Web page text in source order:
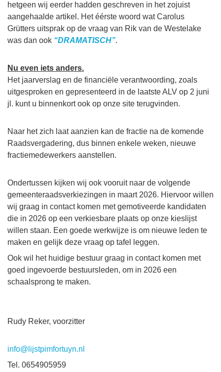
hetgeen wij eerder hadden geschreven in het zojuist
aangehaalde artikel. Het éérste woord wat Carolus
Grütters uitsprak op de vraag van Rik van de Westelake
was dan ook “DRAMATISCH”.
Nu even iets anders.
Het jaarverslag en de financiële verantwoording, zoals
uitgesproken en gepresenteerd in de laatste ALV op 2 juni
jl. kunt u binnenkort ook op onze site terugvinden.
Naar het zich laat aanzien kan de fractie na de komende
Raadsvergadering, dus binnen enkele weken, nieuwe
fractiemedewerkers aanstellen.
Ondertussen kijken wij ook vooruit naar de volgende
gemeenteraadsverkiezingen in maart 2026. Hiervoor willen
wij graag in contact komen met gemotiveerde kandidaten
die in 2026 op een verkiesbare plaats op onze kieslijst
willen staan. Een goede werkwijze is om nieuwe leden te
maken en gelijk deze vraag op tafel leggen.
Ook wil het huidige bestuur graag in contact komen met
goed ingevoerde bestuursleden, om in 2026 een
schaalsprong te maken.
Rudy Reker, voorzitter
Tel. 0654905959